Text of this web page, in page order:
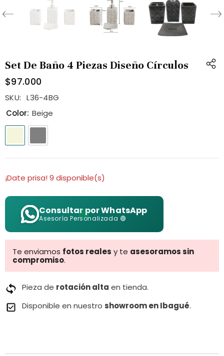
Set De Baño 4 Piezas Diseño Círculos
$97.000
SKU: L36-4BG
Color: Beige
¡Date prisa! 9 disponible(s)
Consultar por WhatsApp
Asesoría Personalizada 🟢
Te enviamos fotos reales y te asesoramos sin
compromiso.
Pieza de rotación alta en tienda.
Disponible en nuestro showroom en Ibagué.